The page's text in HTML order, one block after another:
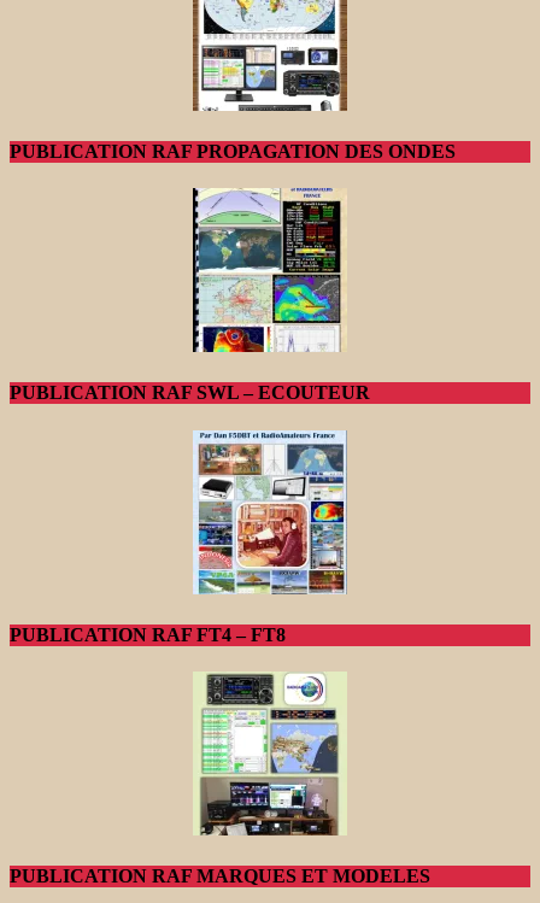
PUBLICATION RAF PROPAGATION DES ONDES
PUBLICATION RAF SWL – ECOUTEUR
PUBLICATION RAF FT4 – FT8
PUBLICATION RAF MARQUES ET MODELES